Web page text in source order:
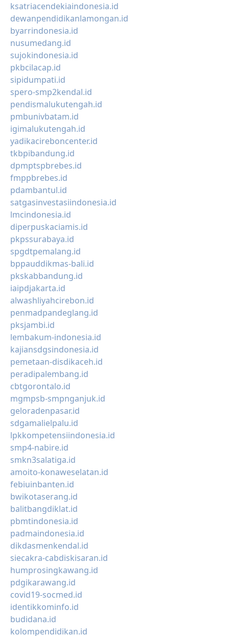
ksatriacendekiaindonesia.id
dewanpendidikanlamongan.id
byarrindonesia.id
nusumedang.id
sujokindonesia.id
pkbcilacap.id
sipidumpati.id
spero-smp2kendal.id
pendismalukutengah.id
pmbunivbatam.id
igimalukutengah.id
yadikacireboncenter.id
tkbpibandung.id
dpmptspbrebes.id
fmppbrebes.id
pdambantul.id
satgasinvestasiindonesia.id
lmcindonesia.id
diperpuskaciamis.id
pkpssurabaya.id
spgdtpemalang.id
bppauddikmas-bali.id
pkskabbandung.id
iaipdjakarta.id
alwashliyahcirebon.id
penmadpandeglang.id
pksjambi.id
lembakum-indonesia.id
kajiansdgsindonesia.id
pemetaan-disdikaceh.id
peradipalembang.id
cbtgorontalo.id
mgmpsb-smpnganjuk.id
geloradenpasar.id
sdgamalielpalu.id
lpkkompetensiindonesia.id
smp4-nabire.id
smkn3salatiga.id
amoito-konaweselatan.id
febiuinbanten.id
bwikotaserang.id
balitbangdiklat.id
pbmtindonesia.id
padmaindonesia.id
dikdasmenkendal.id
siecakra-cabdiskisaran.id
humprosingkawang.id
pdgikarawang.id
covid19-socmed.id
identikkominfo.id
budidana.id
kolompendidikan.id